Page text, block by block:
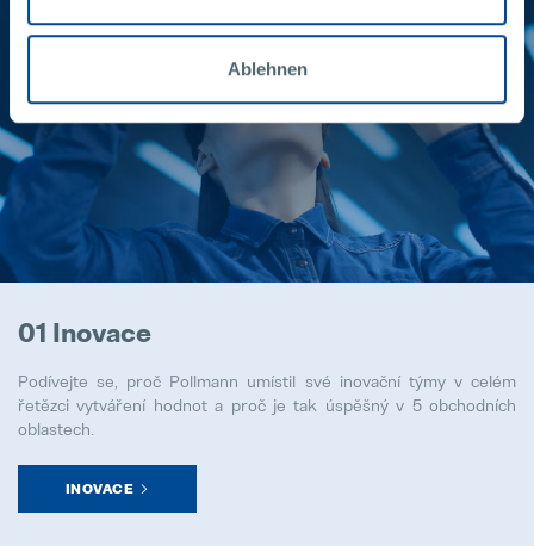
Ablehnen
01 Inovace
Podívejte se, proč Pollmann umístil své inovační týmy v celém
řetězci vytváření hodnot a proč je tak úspěšný v 5 obchodních
oblastech.
INOVACE